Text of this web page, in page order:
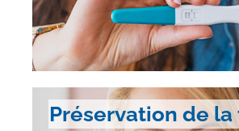
Préservation de